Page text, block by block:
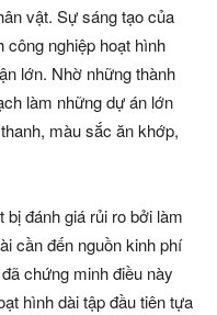
vật. Sự sáng tạo của
công nghiệp hoạt hình
lớn. Nhờ những thành
làm những dự án lớn
màu sắc ăn khớp,
đánh giá rủi ro bởi làm
cần đến nguồn kinh phí
chứng minh điều này
hình dài tập đầu tiên tựa